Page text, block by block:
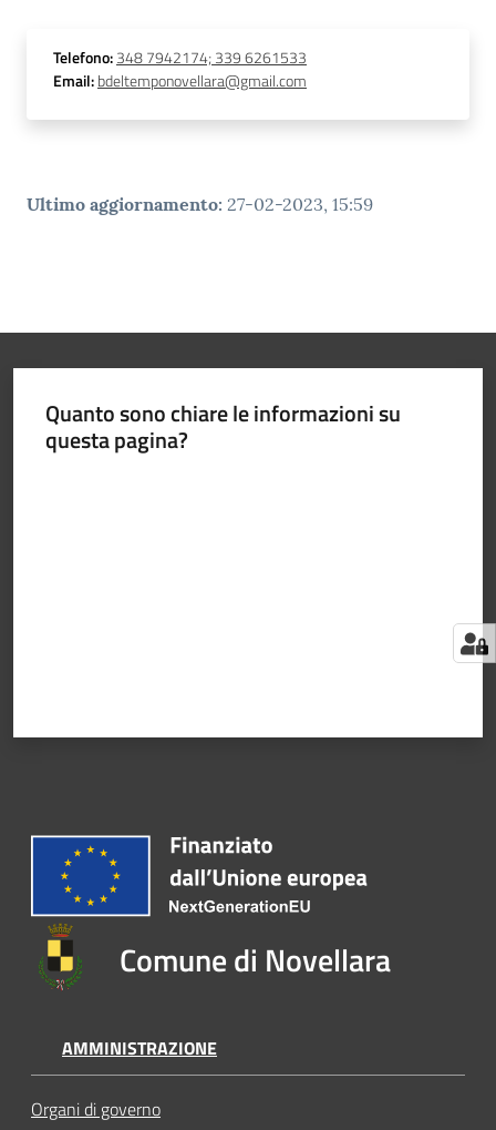
Telefono:348 7942174; 339 6261533
Email:bdeltemponovellara@gmail.com
Ultimo aggiornamento: 27-02-2023, 15:59
Quanto sono chiare le informazioni su
questa pagina?
Comune di Novellara
AMMINISTRAZIONE
Organi di governo